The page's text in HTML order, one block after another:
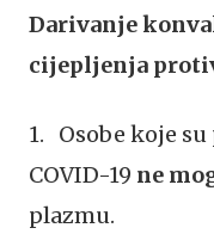
Darivanje
cijepljenja
1.
Osobe koje
COVID-19 ne
plazmu.